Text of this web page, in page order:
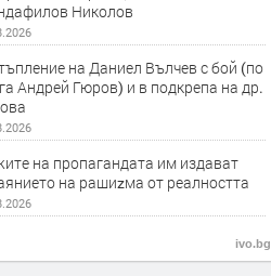
Николов
на Даниел Вълчев с бой (по
Андрей Гюров) и в подкрепа на др.
на пропагандата им издават
на рашиzма от реалността
ivo.bg